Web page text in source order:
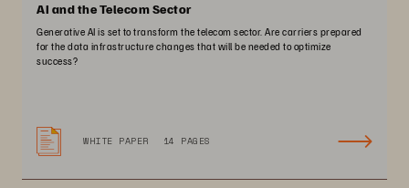
AI and the Telecom Sector
Generative AI is set to transform the telecom sector. Are carriers prepared
for the data infrastructure changes that will be needed to optimize
success?
WHITE PAPER 14 PAGES